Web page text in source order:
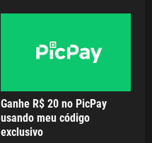
Ganhe R$ 20 no PicPay
usando meu código
exclusivo